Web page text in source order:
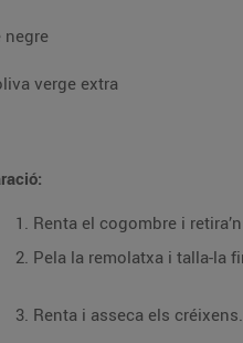
negre
verge extra
Renta i asseca els créixens.